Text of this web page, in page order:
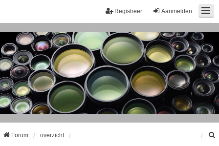
Aanmelden
Registreer
Forum overzicht